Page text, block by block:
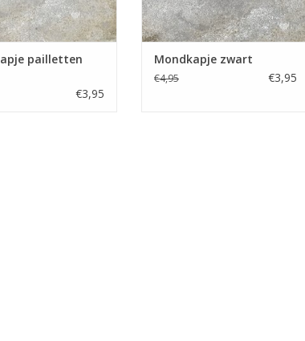
pailletten
€3,95
Mondkapje zwart
€4,95 €3,95